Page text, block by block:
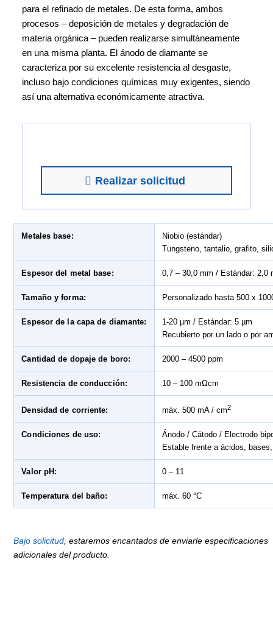
para el refinado de metales. De esta forma, ambos
procesos – deposición de metales y degradación de
materia orgánica – pueden realizarse simultáneamente
en una misma planta. El ánodo de diamante se
caracteriza por su excelente resistencia al desgaste,
incluso bajo condiciones químicas muy exigentes, siendo
así una alternativa económicamente atractiva.
Realizar solicitud
Metales base:
Niobio (estándar)
Tungsteno, tantalio, grafito,
Espesor del metal base: 0,7 – 30,0 mm / Estándar: 2,0
Tamaño y forma: Personalizado hasta 500 x
Espesor de la capa de diamante:
1-20 µm / Estándar: 5 µm
Recubierto por un lado o por
Cantidad de dopaje de boro: 2000 – 4500 ppm
Resistencia de conducción: 10 – 100 mΩcm
Densidad de corriente: máx. 500 mA / cm2
Condiciones de uso:
Ánodo / Cátodo / Electrodo
Estable frente a ácidos,
Valor pH: 0 – 11
Temperatura del baño: máx. 60 °C
Bajo solicitud , estaremos encantados de enviarle especificaciones
adicionales del producto.